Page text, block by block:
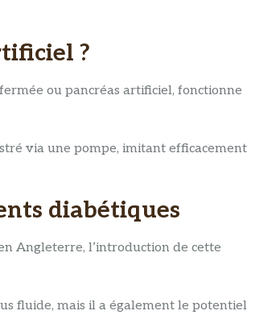
?
ou pancréas artificiel, fonctionne
via une pompe, imitant efficacement
diabétiques
Angleterre, l’introduction de cette
fluide, mais il a également le potentiel